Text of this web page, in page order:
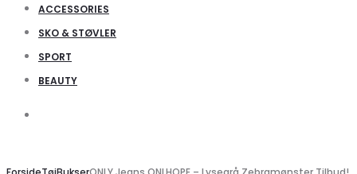
ACCESSORIES
SKO & STØVLER
SPORT
BEAUTY